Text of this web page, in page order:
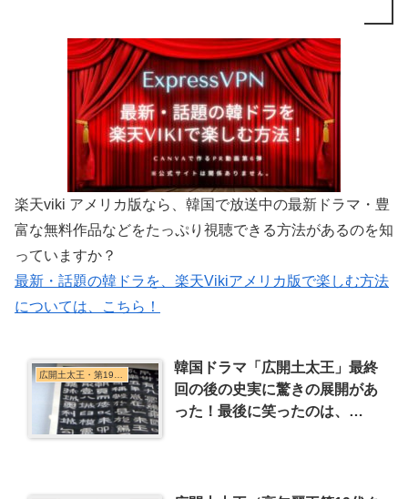
楽天viki アメリカ版なら、韓国で放送中の最新ドラマ・豊
富な無料作品などをたっぷり視聴できる方法があるのを知
っていますか？
最新・話題の韓ドラを、楽天Vikiアメリカ版で楽しむ方法
については、こちら！
韓国ドラマ「広開土太王」最終
回の後の史実に驚きの展開があ
った！最後に笑ったのは、